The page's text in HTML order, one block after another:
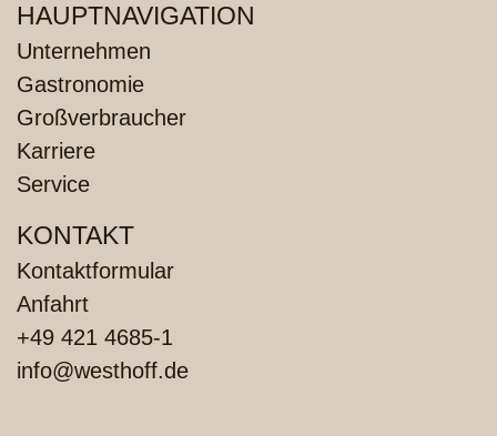
HAUPTNAVIGATION
Unternehmen
Gastronomie
Großverbraucher
Karriere
Service
KONTAKT
Kontaktformular
Anfahrt
+49 421 4685-1
info@westhoff.de